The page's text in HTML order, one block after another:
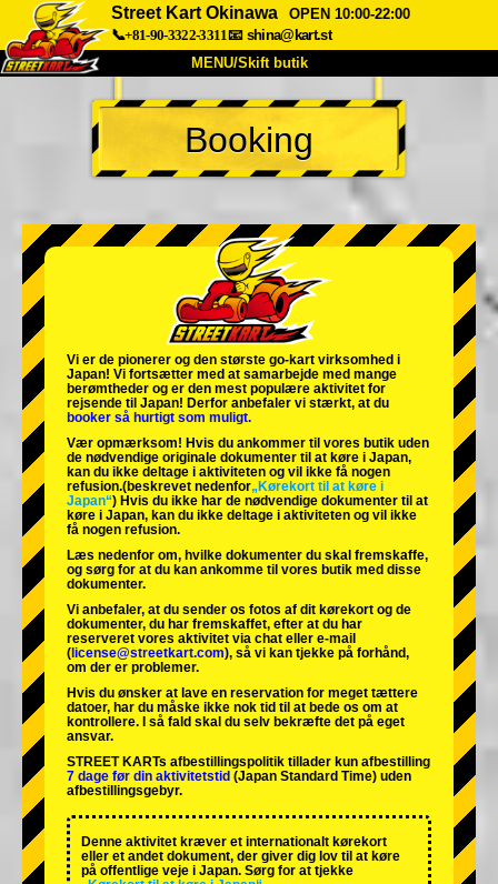
Street Kart Okinawa
OPEN 10:00-22:00
📞+81-90-3322-3311📧 shina@kart.st
MENU/Skift butik
TOP
Om Specifikationer Pris
Virksomhed Booking
Skift butik
Tokyo Shinagawa Tokyo Akihabara#1
Tokyo Akihabara#2
Tokyo Shibuya Annex Tokyo Bay
Tokyo Asakusa Osaka
Okinawa
Booking
Vi er de pionerer og den største go-kart virksomhed i
Japan! Vi fortsætter med at samarbejde med mange
berømtheder og er den mest populære aktivitet for
rejsende til Japan! Derfor anbefaler vi stærkt, at du
booker så hurtigt som muligt.
Vær opmærksom! Hvis du ankommer til vores butik uden
de nødvendige originale dokumenter til at køre i Japan,
kan du ikke deltage i aktiviteten og vil ikke få nogen
refusion.(beskrevet nedenfor„Kørekort til at køre i
Japan“) Hvis du ikke har de nødvendige dokumenter til at
køre i Japan, kan du ikke deltage i aktiviteten og vil ikke
få nogen refusion.
Læs nedenfor om, hvilke dokumenter du skal fremskaffe,
og sørg for at du kan ankomme til vores butik med disse
dokumenter.
Vi anbefaler, at du sender os fotos af dit kørekort og de
dokumenter, du har fremskaffet, efter at du har
reserveret vores aktivitet via chat eller e-mail
( license@streetkart.com), så vi kan tjekke på forhånd,
om der er problemer.
Hvis du ønsker at lave en reservation for meget tættere
datoer, har du måske ikke nok tid til at bede os om at
kontrollere. I så fald skal du selv bekræfte det på eget
ansvar.
STREET KARTs afbestillingspolitik tillader kun afbestilling
7 dage før din aktivitetstid (Japan Standard Time) uden
afbestillingsgebyr.
Denne aktivitet kræver et internationalt kørekort
eller et andet dokument, der giver dig lov til at køre
på offentlige veje i Japan. Sørg for at tjekke